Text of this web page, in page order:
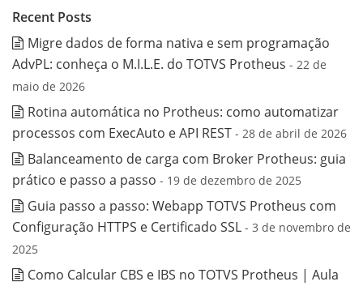
Recent Posts
Migre dados de forma nativa e sem programação
AdvPL: conheça o M.I.L.E. do TOTVS Protheus - 22 de
maio de 2026
Rotina automática no Protheus: como automatizar
processos com ExecAuto e API REST - 28 de abril de 2026
Balanceamento de carga com Broker Protheus: guia
prático e passo a passo - 19 de dezembro de 2025
Guia passo a passo: Webapp TOTVS Protheus com
Configuração HTTPS e Certificado SSL - 3 de novembro de
2025
Como Calcular CBS e IBS no TOTVS Protheus | Aula